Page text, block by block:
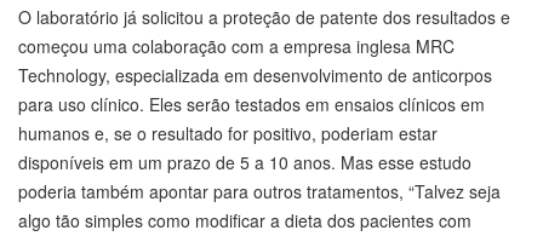
O laboratório já solicitou a proteção de patente dos resultados e
começou uma colaboração com a empresa inglesa MRC
Technology, especializada em desenvolvimento de anticorpos
para uso clínico. Eles serão testados em ensaios clínicos em
humanos e, se o resultado for positivo, poderiam estar
disponíveis em um prazo de 5 a 10 anos. Mas esse estudo
poderia também apontar para outros tratamentos, “Talvez seja
algo tão simples como modificar a dieta dos pacientes com